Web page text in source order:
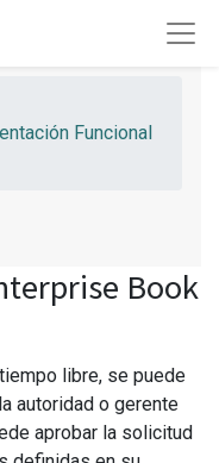
Funcional
Book
libre, se puede
autoridad o gerente
aprobar la solicitud